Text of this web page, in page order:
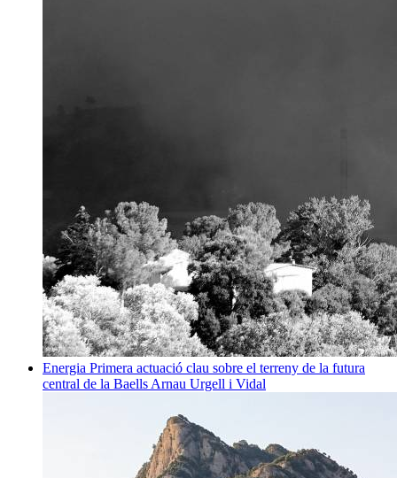
Energia Primera actuació clau sobre el terreny de la futura
central de la Baells Arnau Urgell i Vidal